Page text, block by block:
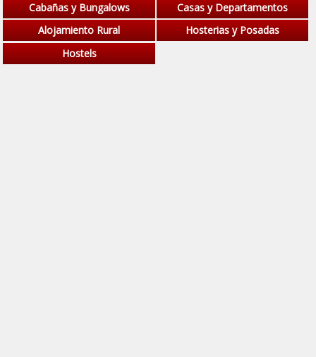
Cabañas y Bungalows
Casas y Departamentos
Alojamiento Rural
Hosterias y Posadas
Hostels